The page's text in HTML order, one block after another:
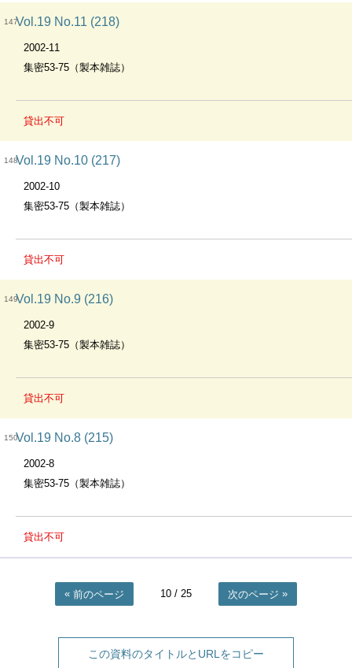
147Vol.19 No.11 (218)
2002-11
集密53-75（製本雑誌）
貸出不可
148Vol.19 No.10 (217)
2002-10
集密53-75（製本雑誌）
貸出不可
149Vol.19 No.9 (216)
2002-9
集密53-75（製本雑誌）
貸出不可
150Vol.19 No.8 (215)
2002-8
集密53-75（製本雑誌）
貸出不可
前のページ 10 / 25 次のページ
この資料のタイトルとURLをコピー